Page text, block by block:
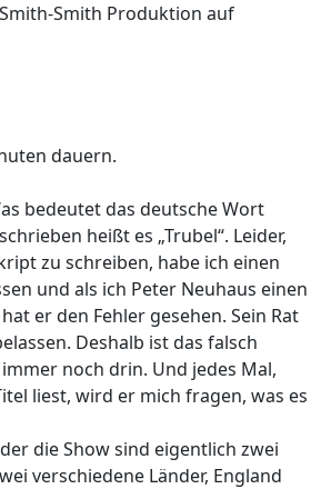
Smith Produktion auf
dauern.
bedeutet das deutsche Wort
heißt es „Trubel“. Leider,
zu schreiben, habe ich einen
und als ich Peter Neuhaus einen
er den Fehler gesehen. Sein Rat
Deshalb ist das falsch
noch drin. Und jedes Mal,
liest, wird er mich fragen, was es
die Show sind eigentlich zwei
verschiedene Länder, England